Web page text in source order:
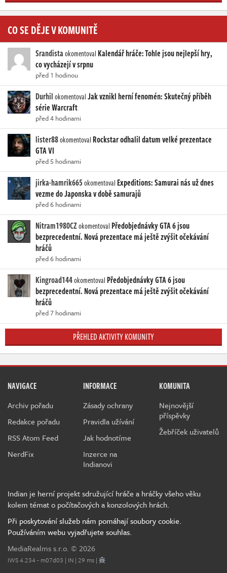
CO SE DĚJE V KOMUNITĚ
Srandistaokomentoval Kalendář hráče: Tohle jsou nejlepší hry,
co vycházejí v srpnu
před 1 hodinou
DurhilokomentovalJak vznikl herní fenomén: Skutečný příběh
série Warcraft
před 4 hodinami
lister88okomentoval Rockstar odhalil datum velké prezentace
GTA VI
před 5 hodinami
jirka-hamrik665okomentoval Expeditions: Samurai nás už dnes
vezme do Japonska v době samurajů
před 6 hodinami
Nitram1980CZokomentoval Předobjednávky GTA 6 jsou
bezprecedentní. Nová prezentace má ještě zvýšit očekávání
hráčů
před 6 hodinami
Kingroad144okomentoval Předobjednávky GTA 6 jsou
bezprecedentní. Nová prezentace má ještě zvýšit očekávání
hráčů
před 7 hodinami
PŘEHLED AKTIVITY KOMUNITY
NAVIGACE
Archiv pořadu
Redakce pořadu
RSS Atom Feed
NerdFix
INFORMACE
Zásady ochrany
Pravidla užívání
Jak hodnotíme
Inzerce na
Indianovi
KOMUNITA
Nejnovější
příspěvky
Žebříček uživatelů
Indian je herní projekt sdružující hráče a hráčky všeho věku
kolem témat o počítačových a konzolových hrách.
Při poskytování služeb nám pomáhají soubory cookie.
Používáním webu vyjadřujete souhlas.
MediaRealms s.r.o. © 2026
IWS 4.234 - m07d03 | IN | 29 ms |